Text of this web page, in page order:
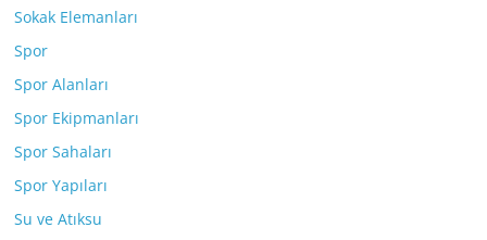
Sokak Elemanları
Spor
Spor Alanları
Spor Ekipmanları
Spor Sahaları
Spor Yapıları
Su ve Atıksu